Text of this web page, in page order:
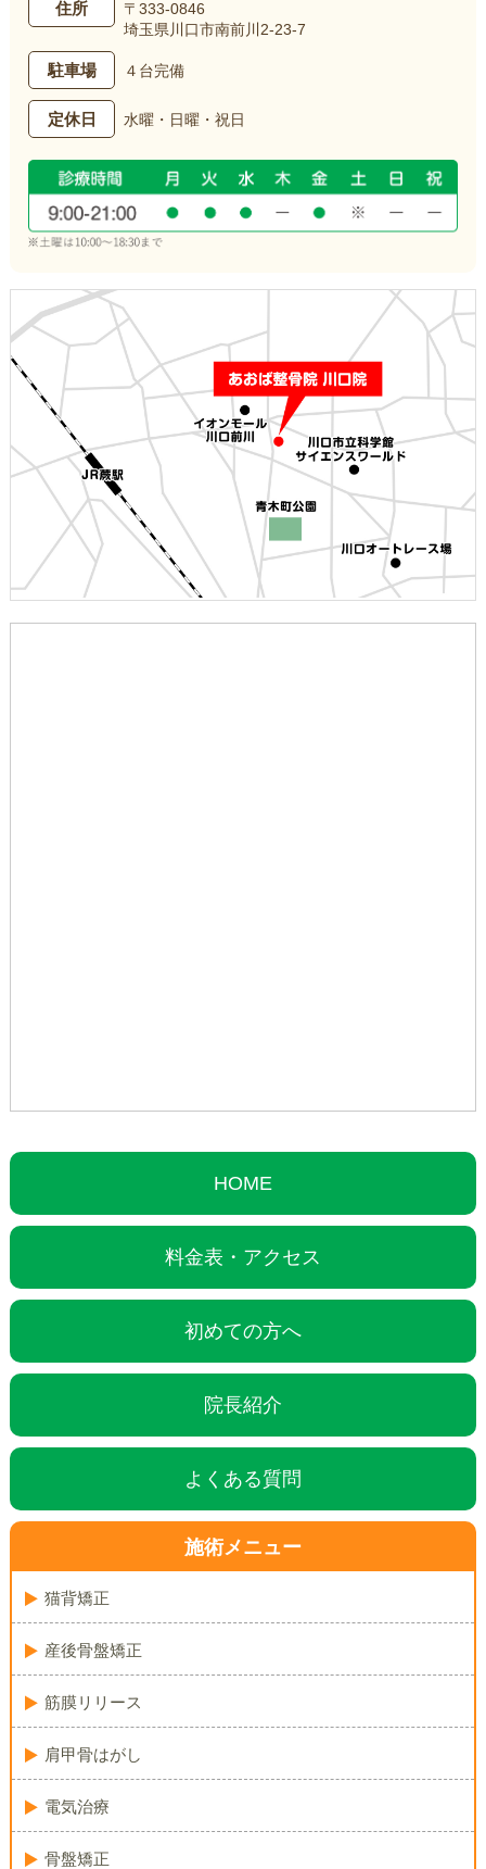
住所
〒333-0846
埼玉県川口市南前川2-23-7
駐車場 ４台完備
定休日 水曜・日曜・祝日
HOME
料金表・アクセス
初めての方へ
院長紹介
よくある質問
施術メニュー
猫背矯正
産後骨盤矯正
筋膜リリース
肩甲骨はがし
電気治療
骨盤矯正